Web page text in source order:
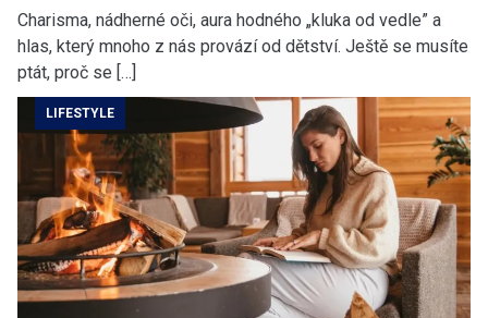
Charisma, nádherné oči, aura hodného „kluka od vedle” a
hlas, který mnoho z nás provází od dětství. Ještě se musíte
ptát, proč se […]
LIFESTYLE